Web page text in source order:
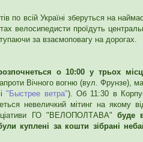
по всій Україні зберуться на
велосипедисти проїдуть
за взаємоповагу на дорогах.
о 10:00 у трьох
Вічного вогню (вул. Фрунзе),
"Быстрее ветра"). Об 11:30 в
невеличкий мітинг на якому
ГО "ВЕЛОПОЛТАВА" буде
куплені за кошти зібрані